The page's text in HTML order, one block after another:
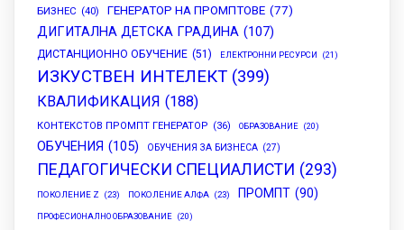
БИЗНЕС (40) ГЕНЕРАТОР НА ПРОМПТОВЕ (77)
ДИГИТАЛНА ДЕТСКА ГРАДИНА (107)
ДИСТАНЦИОННО ОБУЧЕНИЕ (51) ЕЛЕКТРОННИ РЕСУРСИ (21)
ИЗКУСТВЕН ИНТЕЛЕКТ (399)
КВАЛИФИКАЦИЯ (188)
КОНТЕКСТОВ ПРОМПТ ГЕНЕРАТОР (36) ОБРАЗОВАНИЕ (20)
ОБУЧЕНИЯ (105) ОБУЧЕНИЯ ЗА БИЗНЕСА (27)
ПЕДАГОГИЧЕСКИ СПЕЦИАЛИСТИ (293)
ПОКОЛЕНИЕ Z (23) ПОКОЛЕНИЕ АЛФА (23) ПРОМПТ (90)
ПРОФЕСИОНАЛНО ОБРАЗОВАНИЕ (20)